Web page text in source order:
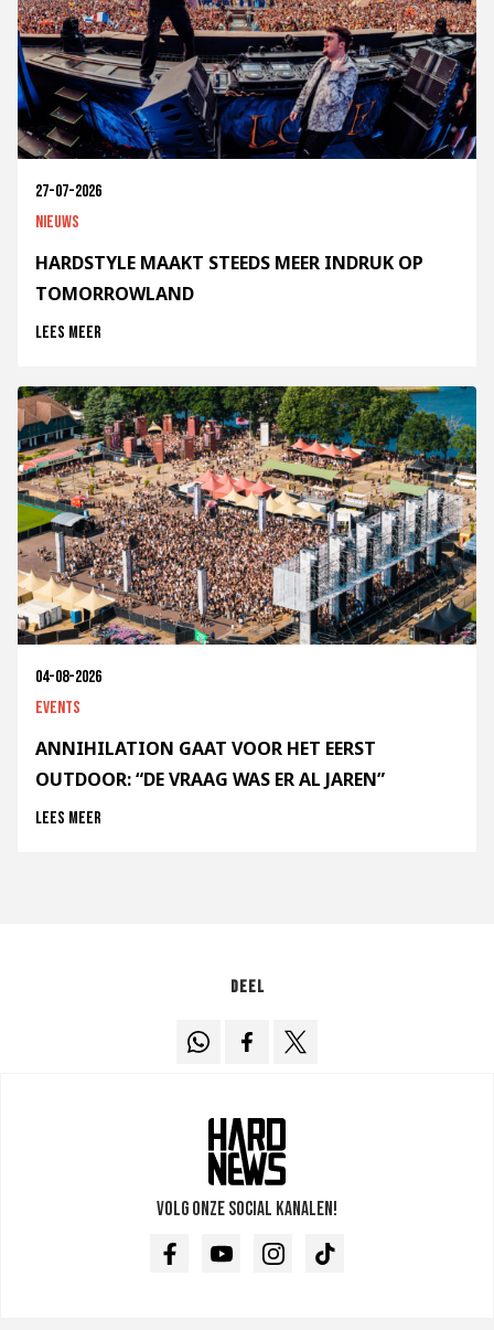
27-07-2026
Nieuws
HARDSTYLE MAAKT STEEDS MEER INDRUK OP
TOMORROWLAND
Lees meer
04-08-2026
Events
ANNIHILATION GAAT VOOR HET EERST
OUTDOOR: “DE VRAAG WAS ER AL JAREN”
Lees meer
Deel
Volg onze social kanalen!
FacebookYoutubeInstagramTikTok